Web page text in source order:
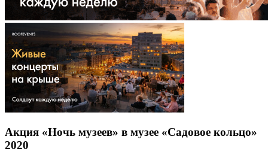
Акция «Ночь музеев» в музее «Садовое кольцо»
2020